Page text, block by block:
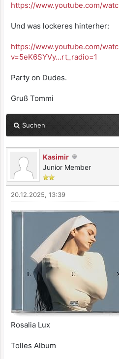
https://www.youtube.com/
Und was lockeres hinterher:
https://www.youtube.com/
v=5eK6SYVy...rt_radio=1
Party on Dudes.
Gruß Tommi
Suchen
Kasimir
Junior Member
20.12.2025, 13:39
Rosalia Lux
Tolles Album